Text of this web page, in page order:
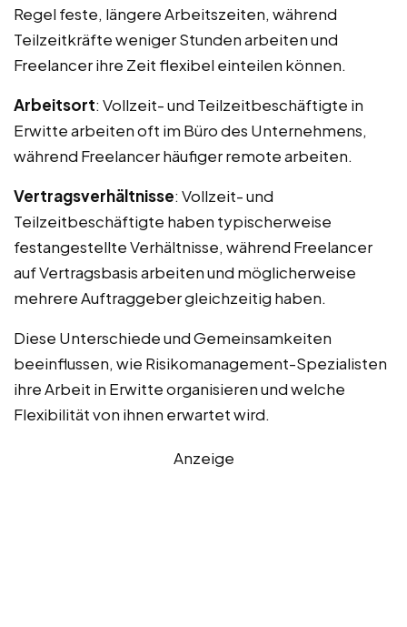
Regel feste, längere Arbeitszeiten, während
Teilzeitkräfte weniger Stunden arbeiten und
Freelancer ihre Zeit flexibel einteilen können.
Arbeitsort: Vollzeit- und Teilzeitbeschäftigte in
Erwitte arbeiten oft im Büro des Unternehmens,
während Freelancer häufiger remote arbeiten.
Vertragsverhältnisse: Vollzeit- und
Teilzeitbeschäftigte haben typischerweise
festangestellte Verhältnisse, während Freelancer
auf Vertragsbasis arbeiten und möglicherweise
mehrere Auftraggeber gleichzeitig haben.
Diese Unterschiede und Gemeinsamkeiten
beeinflussen, wie Risikomanagement-Spezialisten
ihre Arbeit in Erwitte organisieren und welche
Flexibilität von ihnen erwartet wird.
Anzeige